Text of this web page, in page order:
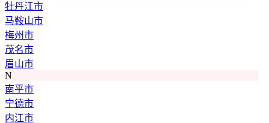
牡丹江市
马鞍山市
梅州市
茂名市
眉山市
N
南平市
宁德市
内江市